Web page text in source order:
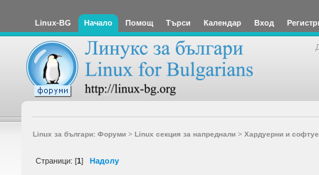
Linux-BG Начало Помощ Търси Календар Вход
Linux за българи: Форуми> Linux секция за напреднали> Хардуерни и
Страници: [1] Надолу